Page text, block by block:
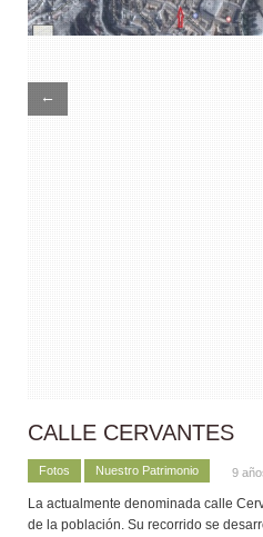
←
CALLE CERVANTES
Fotos Nuestro Patrimonio 9
La actualmente denominada calle
de la población. Su recorrido se